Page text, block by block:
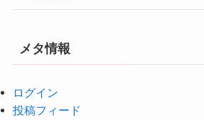
メタ情報
ログイン
投稿フィード